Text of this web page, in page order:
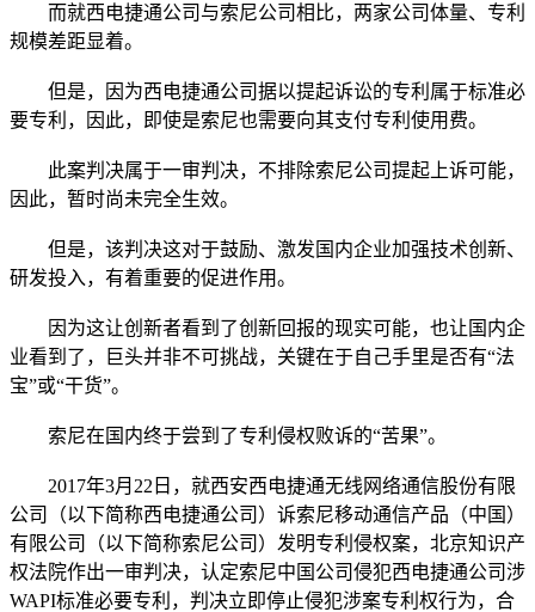
而就西电捷通公司与索尼公司相比，两家公司体量、专利
规模差距显着。
但是，因为西电捷通公司据以提起诉讼的专利属于标准必
要专利，因此，即使是索尼也需要向其支付专利使用费。
此案判决属于一审判决，不排除索尼公司提起上诉可能，
因此，暂时尚未完全生效。
但是，该判决这对于鼓励、激发国内企业加强技术创新、
研发投入，有着重要的促进作用。
因为这让创新者看到了创新回报的现实可能，也让国内企
业看到了，巨头并非不可挑战，关键在于自己手里是否有“法
宝”或“干货”。
索尼在国内终于尝到了专利侵权败诉的“苦果”。
2017年3月22日，就西安西电捷通无线网络通信股份有限
公司（以下简称西电捷通公司）诉索尼移动通信产品（中国）
有限公司（以下简称索尼公司）发明专利侵权案，北京知识产
权法院作出一审判决，认定索尼中国公司侵犯西电捷通公司涉
WAPI标准必要专利，判决立即停止侵犯涉案专利权行为，合